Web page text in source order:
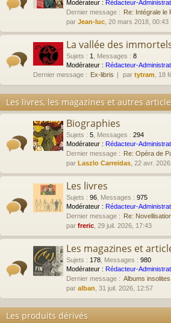
Modérateur : Rédacteur-
Dernier message : Re: Intégrale le
par Jean-luc , 20 mars 2018, 00:43
La vallée des
Sujets : 1 Messages : 8
Modérateur : Rédacteur-
Dernier message : Ex-libris par tytram , 18
Les livres, les magazines et autres
Biographies
Sujets : 5 Messages : 294
Modérateur : Rédacteur-
Dernier message : Re: Opéra de
par Laszlo Carreidas , 22 avr.
Les livres
Sujets : 96 Messages : 975
Modérateur : Rédacteur-
Dernier message : Re:
par freric , 29 juil. 2026, 17:43
Les magazines et
Sujets : 178 Messages : 980
Modérateur : Rédacteur-
Dernier message : Albums
par alban , 31 juil. 2026, 12:57
Les produits dérivés